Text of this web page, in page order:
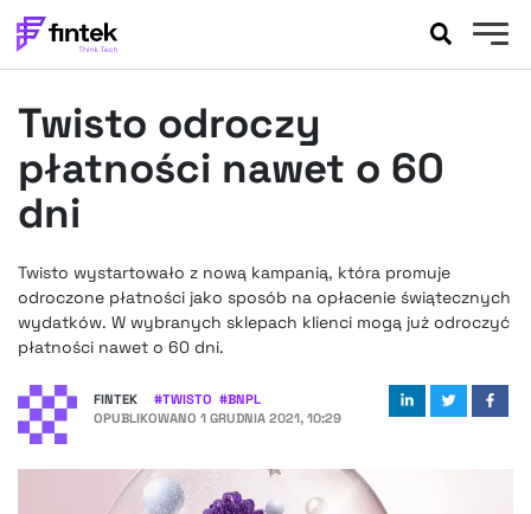
BANKOWOŚĆ
EVENTY
FELIETONY
WYWIADY
PODCASTY
FINTEKEXTRA
OKIEM EKSPERTA
Twisto odroczy
płatności nawet o 60
dni
Twisto wystartowało z nową kampanią, która promuje
odroczone płatności jako sposób na opłacenie świątecznych
wydatków. W wybranych sklepach klienci mogą już odroczyć
płatności nawet o 60 dni.
FINTEK #TWISTO #BNPL
OPUBLIKOWANO 1 GRUDNIA 2021, 10:29